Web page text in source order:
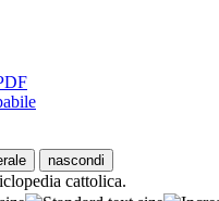
nascondi
cattolica.